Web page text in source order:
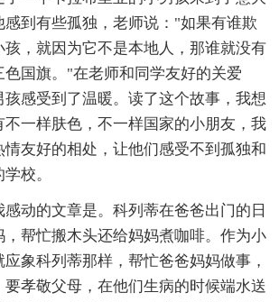
到有些孤独，老师说："如果有谁欺
，就因为它不是本地人，那谁就没有
色国旗。"在老师和同学友好的关爱
孩感受到了温暖。读了这个故事，我想
一样肤色，不一样国家的小朋友，我
友好的相处，让他们感受不到孤独和
校。
动的文章是。科列蒂在爸爸出门的日
帮忙搬木头还给妈妈煮咖啡。作为小
象科列蒂那样，帮忙爸爸妈妈做事，
要孝敬父母，在他们生病的时候端水送